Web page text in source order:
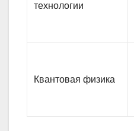
технологии
Квантовая физика